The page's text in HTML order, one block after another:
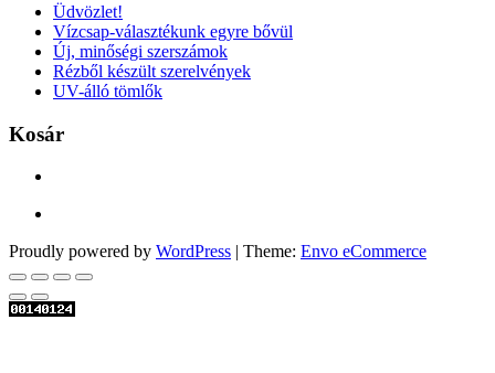
Üdvözlet!
Vízcsap-választékunk egyre bővül
Új, minőségi szerszámok
Rézből készült szerelvények
UV-álló tömlők
Kosár
Proudly powered by WordPress | Theme: Envo eCommerce